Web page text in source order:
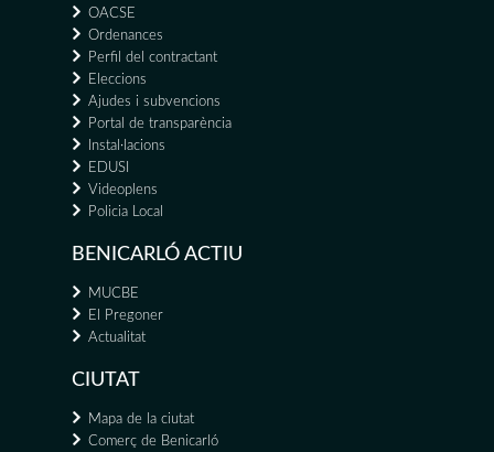
OACSE
Ordenances
Perfil del contractant
Eleccions
Ajudes i subvencions
Portal de transparència
Instal·lacions
EDUSI
Videoplens
Policia Local
BENICARLÓ ACTIU
MUCBE
El Pregoner
Actualitat
CIUTAT
Mapa de la ciutat
Comerç de Benicarló